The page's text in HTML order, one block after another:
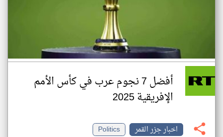
أفضل 7 نجوم عرب في كأس الأمم
الإفريقية 2025
اخبار جزر القمر
Politics